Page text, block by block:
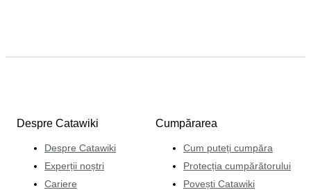
Despre Catawiki
Despre Catawiki
Experții noștri
Cariere
Cumpărarea
Cum puteți cumpăra
Protecția cumpărătorului
Povești Catawiki